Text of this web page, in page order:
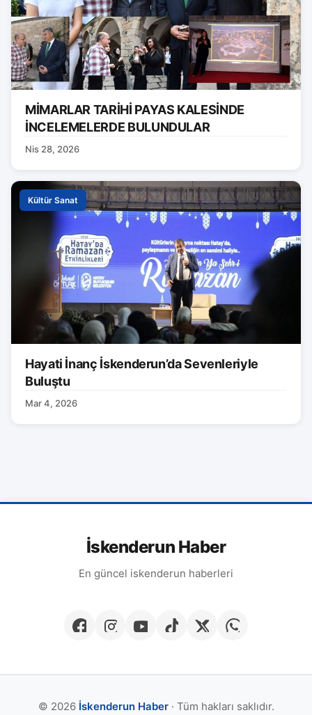
MİMARLAR TARİHİ PAYAS KALESİNDE
İNCELEMELERDE BULUNDULAR
Nis 28, 2026
Kültür Sanat
Hayati İnanç İskenderun’da Sevenleriyle
Buluştu
Mar 4, 2026
İskenderun Haber
En güncel iskenderun haberleri
© 2026 İskenderun Haber· Tüm hakları saklıdır.